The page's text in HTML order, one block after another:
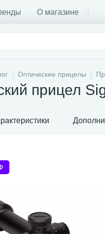
О магазине
Оптические прицелы
прицел